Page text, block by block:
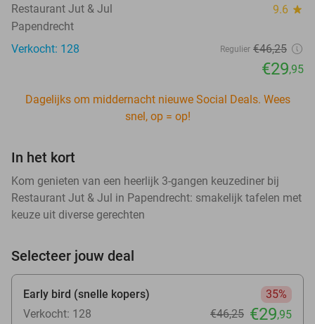
Restaurant Jut & Jul 9.6 star
Papendrecht
Verkocht: 128
Regulier €46,25
€29,95
Dagelijks om middernacht nieuwe Social Deals. Wees
snel, op = op!
In het kort
Kom genieten van een heerlijk 3-gangen keuzediner bij
Restaurant Jut & Jul in Papendrecht: smakelijk tafelen met
keuze uit diverse gerechten
Selecteer jouw deal
Early bird (snelle kopers)
35%
Verkocht: 128
€46,25 €29,95